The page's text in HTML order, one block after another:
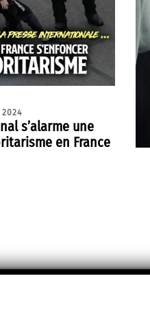
2024
s’alarme une
en France